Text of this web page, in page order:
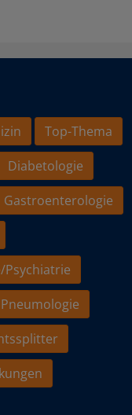
Top-Thema
Diabetologie
Gastroenterologie
Pneumologie